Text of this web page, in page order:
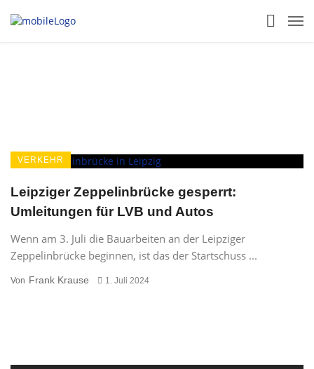
VERKEHR
Leipziger Zeppelinbrücke gesperrt:
Umleitungen für LVB und Autos
Wenn am 3. Juli die Bauarbeiten an der Leipziger
Zeppelinbrücke beginnen, ist das der Startschuss ...
Von Frank Krause 1. Juli 2024